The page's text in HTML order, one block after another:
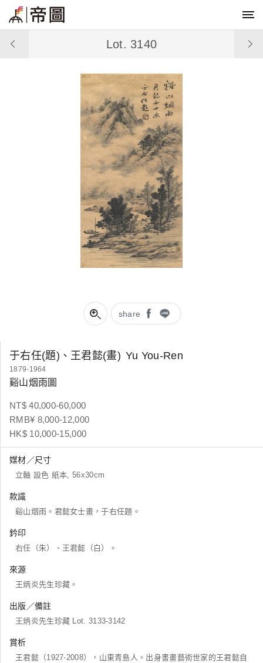
share
Lot. 3140
于右任(題)、王君懿(畫) Yu You-Ren
1879-1964
谿山烟雨圖
NT$ 40,000-60,000
RMB¥ 8,000-12,000
HK$ 10,000-15,000
媒材／尺寸
立軸 設色 紙本, 56x30cm
款識
谿山烟雨。君懿女士畫，于右任題。
鈐印
右任（朱）、王君懿（白）。
來源
王炳炎先生珍藏。
出版／備註
王炳炎先生珍藏 Lot. 3133-3142
賞析
王君懿（1927-2008），山東青島人。出身書畫藝術世家的王君懿自